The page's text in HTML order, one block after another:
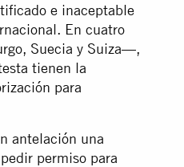
e inaceptable
En cuatro
Suecia y Suiza—,
tienen la
para
antelación una
permiso para